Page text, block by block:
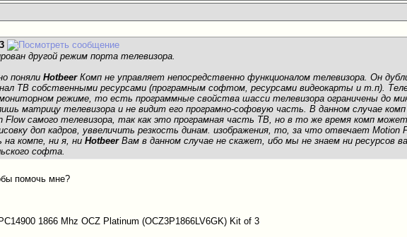
другой режим порта телевизора.
понялиHotbeerКомп не управляет непосредственно функционалом телевизора. Он
ТВ собственными ресурсами (програмным софтом, ресурсами видеокарты и т.п).
режиме, то есть программные свойства шасси телевизора ограничены до
матрицу телевизора и не видит его програмно-софовую часть. В данном случае
Flow самого телевизора, так как это програмная часть ТВ, но в то же время комп
доп кадров, уввеличить резкость динам. изображения, то, за что отвечает Motion
на компе, ни я, ниHotbeerВам в данном случае не скажет, ибо мы не знаем ни ресурсов
софта.
помочь мне?
1866 Mhz OCZ Platinum (OCZ3P1866LV6GK) Kit of 3